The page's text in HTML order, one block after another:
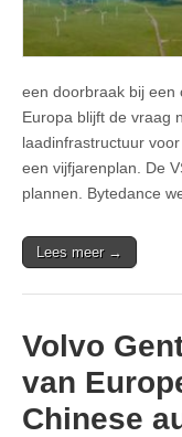
een doorbraak bij een
Europa blijft de vraag
laadinfrastructuur
een vijfjarenplan. De
plannen. Bytedance
Lees meer →
Volvo
van
Chinese